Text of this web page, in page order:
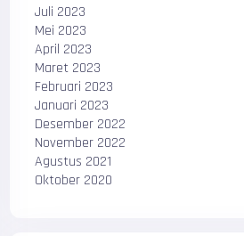
Juli 2023
Mei 2023
April 2023
Maret 2023
Februari 2023
Januari 2023
Desember 2022
November 2022
Agustus 2021
Oktober 2020